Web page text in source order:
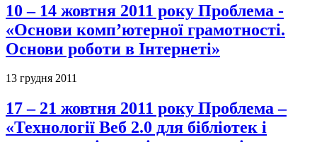
10 – 14 жовтня 2011 року Проблема -
«Основи комп’ютерної грамотності.
Основи роботи в Інтернеті»
13 грудня 2011
17 – 21 жовтня 2011 року Проблема –
«Технології Веб 2.0 для бібліотек і